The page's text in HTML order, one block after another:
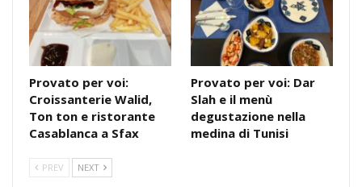
Provato per voi:
Croissanterie Walid,
Ton ton e ristorante
Casablanca a Sfax
Provato per voi: Dar
Slah e il menù
degustazione nella
medina di Tunisi
PREV NEXT